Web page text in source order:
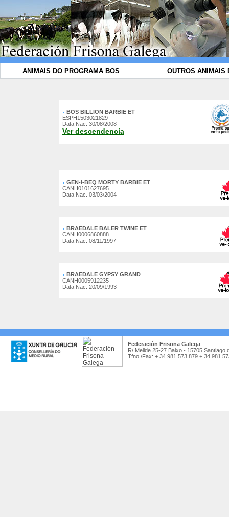
ANIMAIS DO PROGRAMA BOS OUTROS ANIMAIS
BOS BILLION BARBIE ET
ESPH1503021829
Data Nac. 30/08/2008
Ver descendencia
GEN-I-BEQ MORTY BARBIE ET
CANH0101627695
Data Nac. 03/03/2004
BRAEDALE BALER TWINE ET
CANH0006860888
Data Nac. 08/11/1997
BRAEDALE GYPSY GRAND
CANH0005912235
Data Nac. 20/09/1993
Federación Frisona Galega
R/ Melide 25-27 Baixo - 15705 Santiago
Tfno./Fax: + 34 981 573 879 + 34 981